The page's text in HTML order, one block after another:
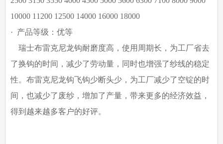
10000 11200 12500 14000 16000 18000
· 产品等级：优等
瑞士布雷克尼龙钩耐磨度高，使用周期长，为工厂省去
了换钩的时间，减少了劳动量，同时也增强了纱线的稳定
性。布雷克尼龙钩飞钩少断头少，为工厂减少了空锭的时
间，也减少了废纱，增加了产量，带来更多的经济效益，
得到越来越多客户的好评。